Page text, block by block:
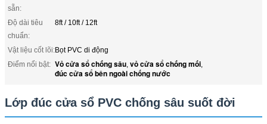
sẵn:
Độ dài tiêu
chuẩn:
8ft / 10ft / 12ft
Vật liệu cốt lõi:Bọt PVC di động
Điểm nổi bật: Vỏ cửa sổ chống sâu, vỏ cửa sổ chống mối,
đúc cửa sổ bên ngoài chống nước
Lớp đúc cửa sổ PVC chống sâu suốt đời